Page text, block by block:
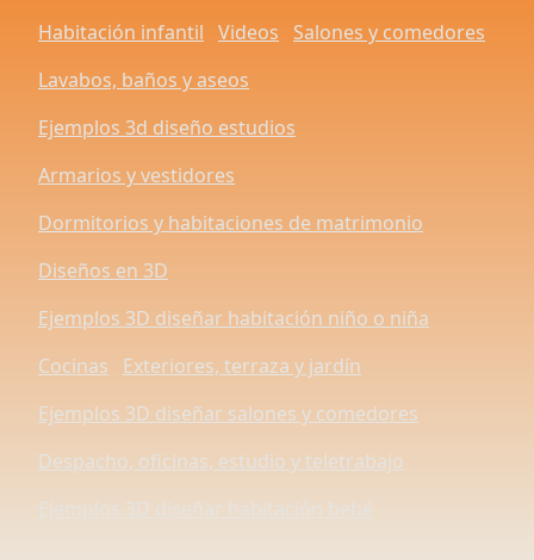
Habitación infantil Videos Salones y comedores
Lavabos, baños y aseos
Ejemplos 3d diseño estudios
Armarios y vestidores
Dormitorios y habitaciones de matrimonio
Diseños en 3D
Ejemplos 3D diseñar habitación niño o niña
Cocinas
Exteriores, terraza y jardín
Ejemplos 3D diseñar salones y comedores
Despacho, oficinas, estudio y teletrabajo
Ejemplos 3D diseñar habitación bebé